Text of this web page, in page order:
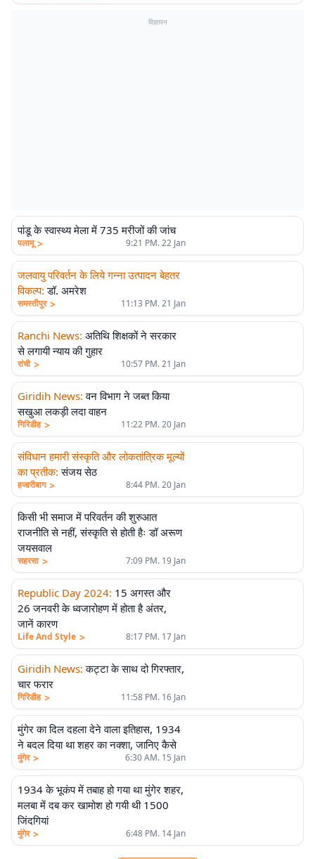
विज्ञापन
पांडू के स्वास्थ्य मेला में 735 मरीजों की जांच
पलामू > 9:21 PM. 22 Jan
जलवायु परिवर्तन के लिये गन्ना उत्पादन बेहतर
विकल्प: डॉ. अमरेश
समस्तीपुर > 11:13 PM. 21 Jan
Ranchi News: अतिथि शिक्षकों ने सरकार
से लगायी न्याय की गुहार
रांची > 10:57 PM. 21 Jan
Giridih News: वन विभाग ने जब्त किया
सखुआ लकड़ी लदा वाहन
गिरिडीह > 11:22 PM. 20 Jan
संविधान हमारी संस्कृति और लोकतांत्रिक मूल्यों
का प्रतीक: संजय सेठ
हजारीबाग > 8:44 PM. 20 Jan
किसी भी समाज में परिवर्तन की शुरुआत
राजनीति से नहीं, संस्कृति से होती हैः डॉ अरूण
जयसवाल
सहरसा > 7:09 PM. 19 Jan
Republic Day 2024: 15 अगस्त और
26 जनवरी के ध्वजारोहण में होता है अंतर,
जानें कारण
Life And Style > 8:17 PM. 17 Jan
Giridih News: कट्टा के साथ दो गिरफ्तार,
चार फरार
गिरिडीह > 11:58 PM. 16 Jan
मुंगेर का दिल दहला देने वाला इतिहास, 1934
ने बदल दिया था शहर का नक्शा, जानिए कैसे
मुंगेर > 6:30 AM. 15 Jan
1934 के भूकंप में तबाह हो गया था मुंगेर शहर,
मलबा में दब कर खामोश हो गयी थी 1500
जिंदगियां
मुंगेर > 6:48 PM. 14 Jan